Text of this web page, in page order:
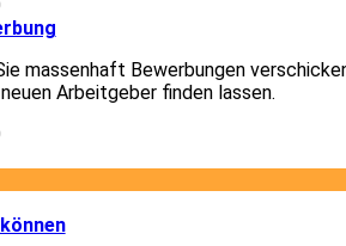
massenhaft Bewerbungen
Arbeitgeber finden lassen.